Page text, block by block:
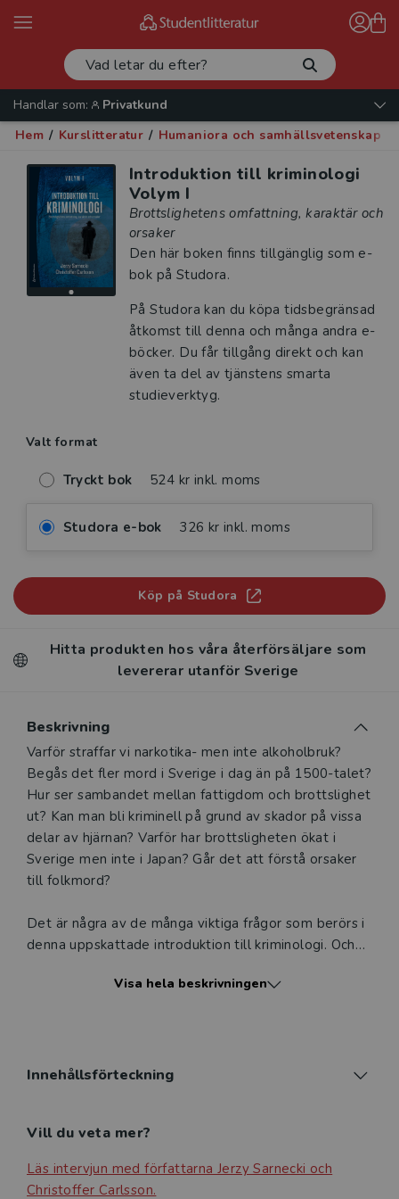
Handlar som:
Privatkund
Hem / Kurslitteratur / Humaniora och samhällsvetenskap
Introduktion till kriminologi
Volym I
Brottslighetens omfattning, karaktär och
orsaker
Den här boken finns tillgänglig som e-
bok på Studora.
På Studora kan du köpa tidsbegränsad
åtkomst till denna och många andra e-
böcker. Du får tillgång direkt och kan
även ta del av tjänstens smarta
studieverktyg.
Valt format
Tryckt bok 524 kr inkl. moms
Studora e-bok 326 kr inkl. moms
Köp på Studora
Hitta produkten hos våra återförsäljare som
levererar utanför Sverige
Beskrivning
Beskrivning
Varför straffar vi narkotika- men inte alkoholbruk?
Begås det fler mord i Sverige i dag än på 1500-talet?
Hur ser sambandet mellan fattigdom och brottslighet
ut? Kan man bli kriminell på grund av skador på vissa
delar av hjärnan? Varför har brottsligheten ökat i
Sverige men inte i Japan? Går det att förstå orsaker
till folkmord?
Det är några av de många viktiga frågor som berörs i
denna uppskattade introduktion till kriminologi. Och
intryck av i den allmänna debatten om brott och
presenteras olika definitioner av ämnet kriminologi
• Del I Att studera brottslighetens omfattning och
Visa hela beskrivningen
Innehållsförteckning
Vill du veta mer?
Läs intervjun med författarna Jerzy Sarnecki och
Christoffer Carlsson.